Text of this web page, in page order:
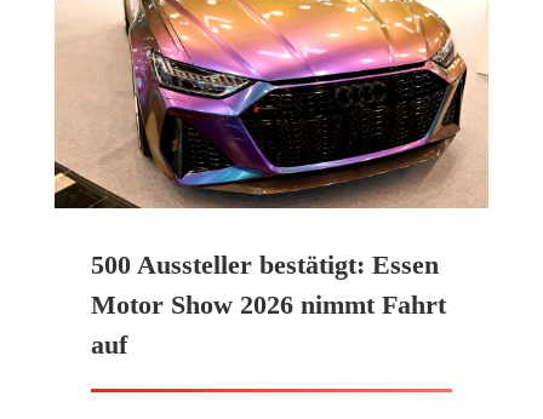
500 Aussteller bestätigt: Essen
Motor Show 2026 nimmt Fahrt
auf